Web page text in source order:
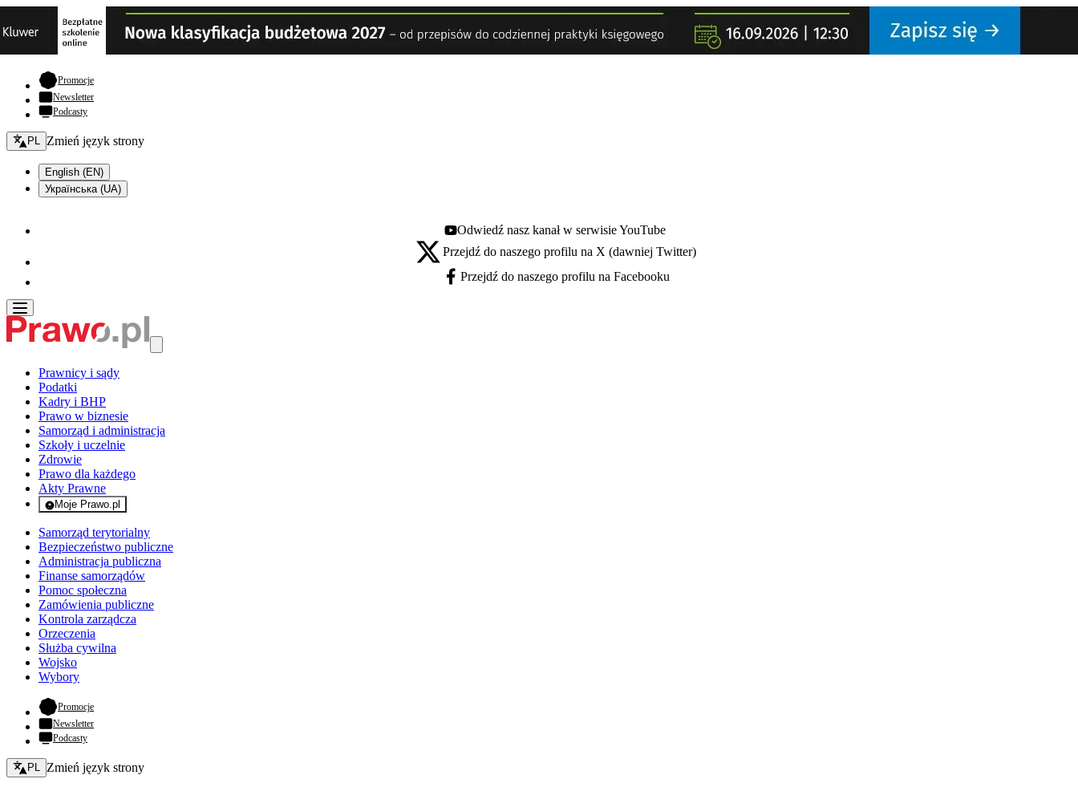
Promocje- otwiera się w nowej karcie
Newsletter
Podcasty
Zmień język - bieżący:
PL Zmień język strony
English (EN)
Українська (UA)
Youtube - otwiera się w nowej karcie
Odwiedź nasz kanał w serwisie YouTube
X - otwiera się w nowej karcie
Przejdź do naszego profilu na X (dawniej Twitter)
Facebook - otwiera się w nowej karcie
Przejdź do naszego profilu na Facebooku
Prawnicy i sądy
Podatki
Kadry i BHP
Prawo w biznesie
Samorząd i administracja
Szkoły i uczelnie
Zdrowie
Prawo dla każdego
Akty Prawne
Moje Prawo.pl
- rejestracja i logowanie do serwisu
Samorząd terytorialny
Bezpieczeństwo publiczne
Administracja publiczna
Finanse samorządów
Pomoc społeczna
Zamówienia publiczne
Kontrola zarządcza
Orzeczenia
Służba cywilna
Wojsko
Wybory
Promocje- otwiera się w nowej karcie
Newsletter
Podcasty
Zmień język - bieżący:
PL Zmień język strony